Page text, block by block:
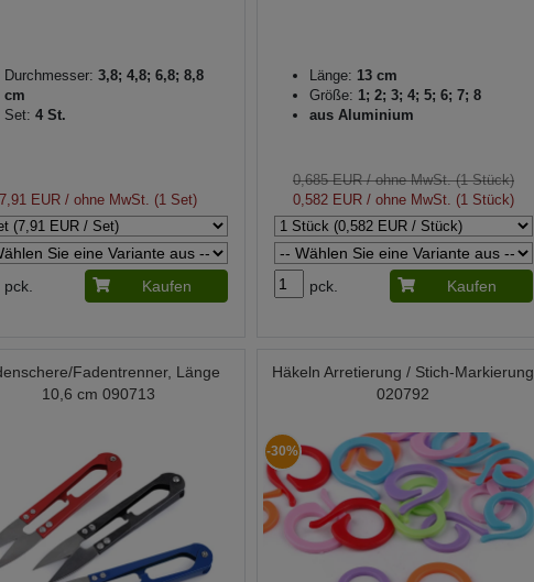
Durchmesser: 3,8; 4,8; 6,8; 8,8
cm
Set: 4 St.
7,91 EUR / ohne MwSt. (1 Set)
pck. Kaufen
Länge: 13 cm
Größe: 1; 2; 3; 4; 5; 6; 7; 8
aus Aluminium
0,685 EUR/ ohne MwSt. (1 Stück)
0,582 EUR/ ohne MwSt. (1 Stück)
pck. Kaufen
Fadentrenner, Länge
10,6 cm 090713
Häkeln Arretierung / Stich-Markierung
020792
-30%